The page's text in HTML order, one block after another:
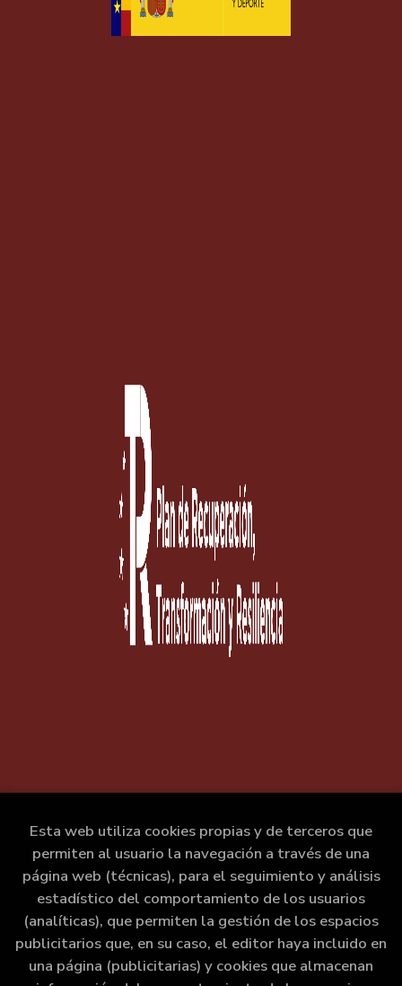
Esta web utiliza cookies propias y de terceros que
permiten al usuario la navegación a través de una
página web (técnicas), para el seguimiento y análisis
estadístico del comportamiento de los usuarios
(analíticas), que permiten la gestión de los espacios
publicitarios que, en su caso, el editor haya incluido en
una página (publicitarias) y cookies que almacenan